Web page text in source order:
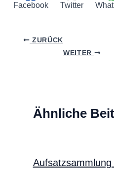
Facebook Twitter
ZURÜCK
WEITER
Ähnliche